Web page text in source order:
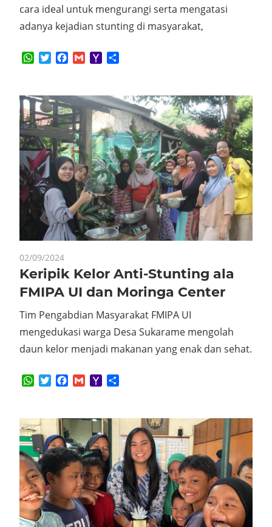
cara ideal untuk mengurangi serta mengatasi
adanya kejadian stunting di masyarakat,
WhatsApp
TwitterFacebook
GmailYahoo
02/09/2024
Keripik Kelor Anti-Stunting ala
FMIPA UI dan Moringa Center
Tim Pengabdian Masyarakat FMIPA UI
mengedukasi warga Desa Sukarame mengolah
daun kelor menjadi makanan yang enak dan sehat.
WhatsApp
TwitterFacebook
GmailYahoo